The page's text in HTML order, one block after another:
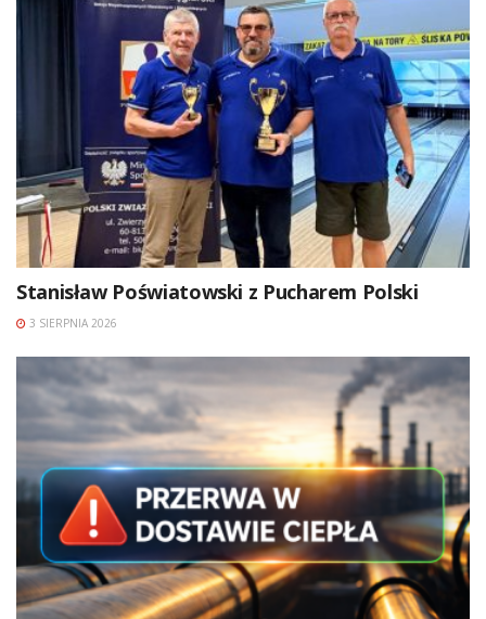
Stanisław Poświatowski z Pucharem Polski
3 SIERPNIA 2026